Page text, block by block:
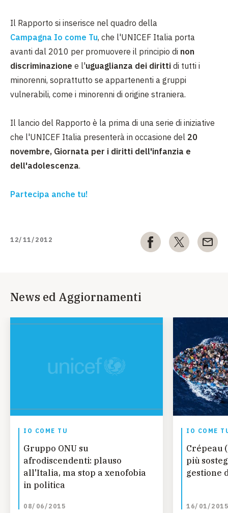
Il Rapporto si inserisce nel quadro della
Campagna Io come Tu, che l'UNICEF Italia porta
avanti dal 2010 per promuovere il principio di non
discriminazione e l'uguaglianza dei diritti di tutti i
minorenni, soprattutto se appartenenti a gruppi
vulnerabili, come i minorenni di origine straniera.
Il lancio del Rapporto è la prima di una serie di iniziative
che l'UNICEF Italia presenterà in occasione del 20
novembre, Giornata per i diritti dell'infanzia e
dell'adolescenza.
Partecipa anche tu!
12/11/2012
News ed Aggiornamenti
IO COME TU
Gruppo ONU su
afrodiscendenti: plauso
all'Italia, ma stop a xenofobia
in politica
08/06/2015
IO COME
Crépeau
più
gestione
16/01/2015